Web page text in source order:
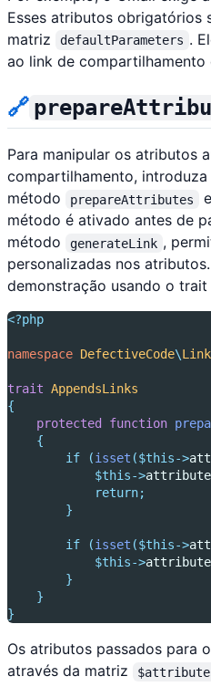
Esses atributos obrigatórios
matriz
defaultParameters .
ao link de
🔗
Para manipular os atributos
compartilhamento, introduza
método
prepareAttributes
método é ativado antes de
método
generateLink ,
personalizadas nos
demonstração usando o trait
<?php
namespace DefectiveCode\
trait AppendsLinks
{
protected
function
{
if
(isset ($this->
$this->
return;
}
if (isset ($this->
$this->
}
}
}
Os atributos passados para
através da matriz